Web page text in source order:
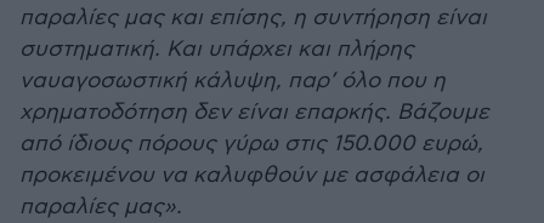
παραλίες μας και επίσης, η συντήρηση είναι
συστηματική. Και υπάρχει και πλήρης
ναυαγοσωστική κάλυψη, παρ’ όλο που η
χρηματοδότηση δεν είναι επαρκής. Βάζουμε
από ίδιους πόρους γύρω στις 150.000 ευρώ,
προκειμένου να καλυφθούν με ασφάλεια οι
παραλίες μας».